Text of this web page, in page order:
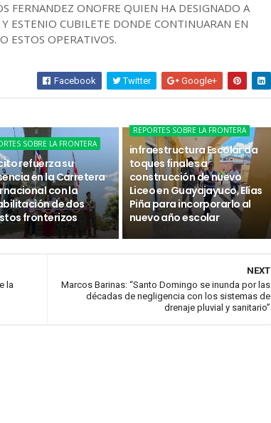
FERNANDEZ ONOFRE QUIEN HA DESIGNADO A
ESTENIO CUBILETE DONDE CONTINUARAN EN
ESTOS OPERATIVOS.
Facebook Twitter Google+
SOBRE LA FRONTERA
refuerza su
en la Carretera
con la
de dos
fronterizos
REPORTES SOBRE LA FRONTERA
infraestructura Escolar da
toques finales a
construcción de nuevo
Liceo en Guayajayuco, Elías
Piña para incorporarlo al
nuevo año escolar
NEXT
Marcos Barinas: “Santo Domingo se inunda por las
décadas de negligencia con los sistemas de
drenaje pluvial y sanitario”
la